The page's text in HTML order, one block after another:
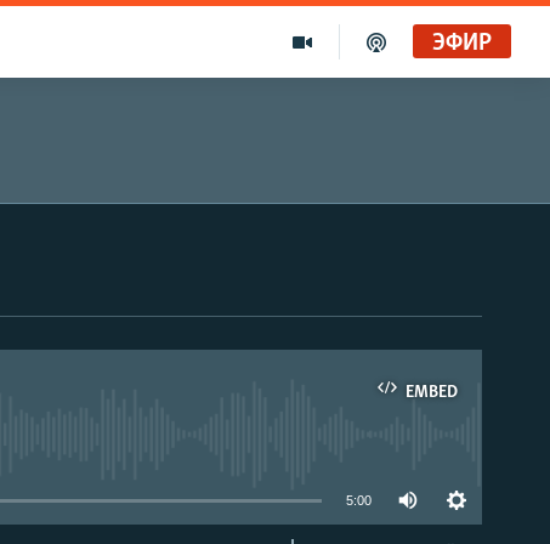
ЭФИР
EMBED
5:00